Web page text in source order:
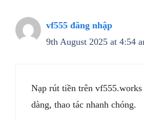
vf555 đăng nhập
9th August 2025 at 4:54
Nạp rút tiền trên
dàng, thao tác nhanh chóng.